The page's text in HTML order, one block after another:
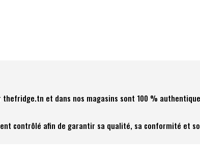
thefridge.tn et dans nos magasins sont 100 %
contrôlé afin de garantir sa qualité, sa conformité et